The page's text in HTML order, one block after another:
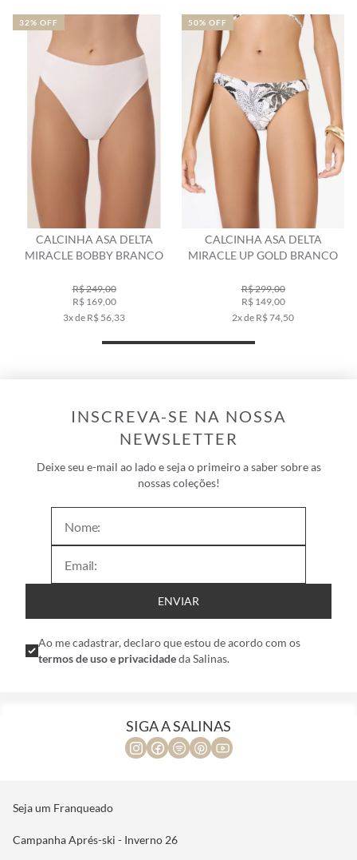
CALCINHA ASA DELTA
MIRACLE BOBBY BRANCO
R$ 249,00
R$ 169,00
3x de R$ 56,33
32% OFF
CALCINHA ASA DELTA
MIRACLE UP GOLD BRANCO
R$ 299,00
R$ 149,00
2x de R$ 74,50
50% OFF
INSCREVA-SE NA NOSSA
NEWSLETTER
Deixe seu e-mail ao lado e seja o primeiro a saber sobre as
nossas coleções!
ENVIAR
Ao me cadastrar, declaro que estou de acordo com os
termos de uso e privacidadeda Salinas.
SIGA A SALINAS
Seja um Franqueado
Campanha Aprés-ski - Inverno 26